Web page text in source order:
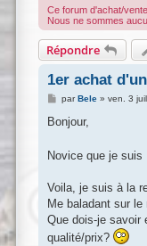
Ce forum d'achat/
Nous ne sommes
Répondre
1er achat
M
s
e
parBele» ven. 3
Bonjour,
Novice que je
Voila, je suis à la
Me baladant sur
Que dois-je savoir
qualité/prix?